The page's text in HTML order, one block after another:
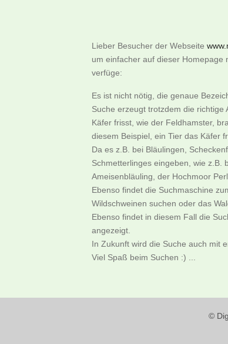
Lieber Besucher der Webseite
um einfacher auf dieser Homepage
verfüge:
Es ist nicht nötig, die genaue
Suche erzeugt trotzdem die
Käfer frisst, wie der Feldhamster,
diesem Beispiel, ein Tier das Käfer
Da es z.B. bei Bläulingen,
Schmetterlinges eingeben, wie z.B.
Ameisenbläuling, der Hochmoor
Ebenso findet die Suchmaschine
Wildschweinen suchen oder das
Ebenso findet in diesem Fall die
angezeigt.
In Zukunft wird die Suche auch mit
Viel Spaß beim Suchen :) ...
©